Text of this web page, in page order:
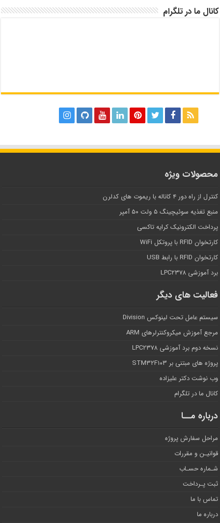
کانال ما در تلگرام
محصولات ویژه
کنترل از راه دور ۴ کاناله با ریموت های کدلرن
منبع تغذیه سوئیچینگ ۵ ولت ۵۰ آمپر
پرداخت الکترونیک کرایه تاکسی
کارتخوان RFID با پروتکل WiFi
کارتخوان RFID با رابط USB
برد آموزشی LPC۲۳۷۸
فعالیت های دیگر
سیستم عامل تحت لینوکس Division
مرجع آموزش میکروکنترلرهای ARM
نسخه دوم برد آموزشی LPC۲۳۷۸
پروژه های مبتنی بر STM۳۲F۱۰۳
وب نوشت دکتر علیزاده
کانال ما در تلگرام
درباره مــا
مراحل سفارش پروژه
قوانیـن و مقررات
شـماره حسـاب
ثبت پـرداخت
تماس با ما
درباره ما